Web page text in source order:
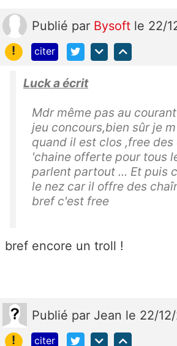
Publié par Bysoft le 22/
!
citer
Luck a écrit
Mdr même pas au
jeu concours,bien sûr je
quand il est clos ,free des
'chaine offerte pour tous
parlent partout ... Et puis
le nez car il offre des
bref c'est free
bref encore un troll !
Publié par Jean le 22/
!
citer